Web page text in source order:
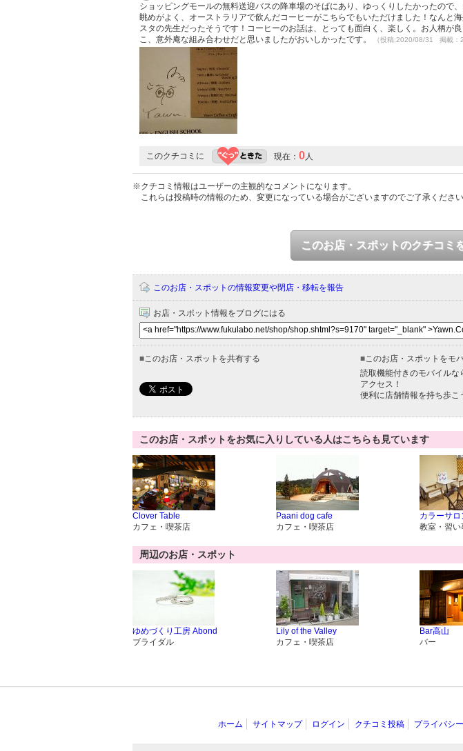
ショッピングモールの無料送迎バスの降車場のそばにあり、ゆっくりしたかったので
眺めがよく、オーストラリアで飲んだコーヒーがこちらでもいただけました！なんと
スタの先生だったそうです！コーヒーのお話は、とっても面白く、楽しく。お人柄が
こ、意外庵な組み合わせだと思いましたがおいしかったです。
（投稿:2020/08/31 掲載：
このクチコミに 現在： 0 人
※クチコミ情報はユーザーの主観的なコメントになります。
これらは投稿時の情報のため、変更になっている場合がございますのでご了承ください
このお店・スポットのクチコミ
このお店・スポットの情報変更や閉店・移転を報告
お店・スポット情報をブログにはる
■ このお店・スポットを共有する ■ このお店・スポットをモ
読取機能付きのモバイルな
アクセス！
便利に店舗情報を持ち歩こ
このお店・スポットをお気に入りしている人はこちらも見ています
Clover Table
カフェ・喫茶店
Paani dog cafe
カフェ・喫茶店
カラーサ
教室・習い
周辺のお店・スポット
ゆめづくり工房 Abond
ブライダル
Lily of the Valley
カフェ・喫茶店
Bar高山
バー
ホーム サイトマップ ログイン クチコミ投稿 プライバシ